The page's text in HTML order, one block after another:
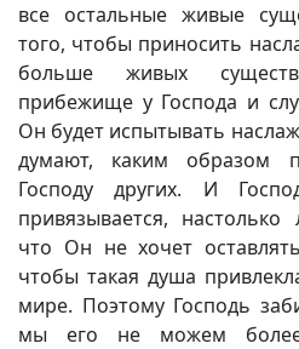
все остальные живые
того, чтобы приносить
больше живых
прибежище у Господа и
Он будет испытывать
думают, каким образом
Господу других. И
привязывается,
что Он не хочет
чтобы такая душа
мире. Поэтому Господь
мы его не можем